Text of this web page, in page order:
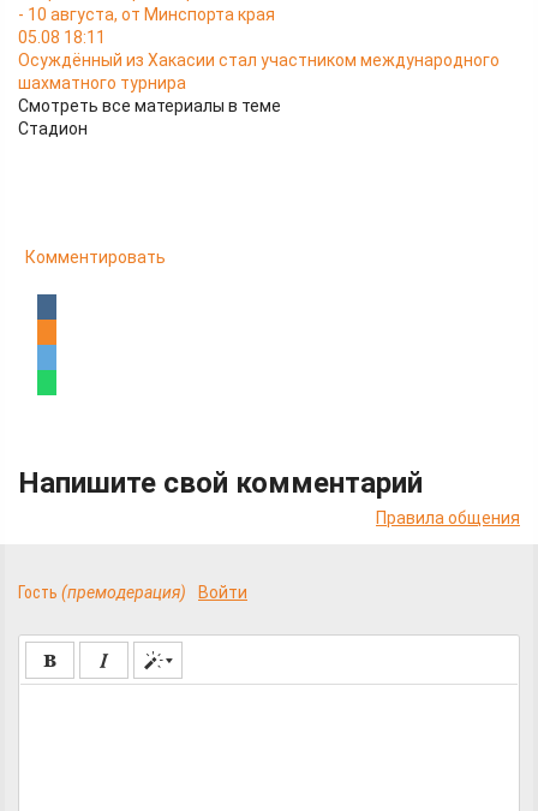
- 10 августа, от Минспорта края
05.08 18:11
Осуждённый из Хакасии стал участником международного
шахматного турнира
Смотреть все материалы в теме
Стадион
Комментировать
Напишите свой комментарий
Правила общения
Гость (премодерация) Войти